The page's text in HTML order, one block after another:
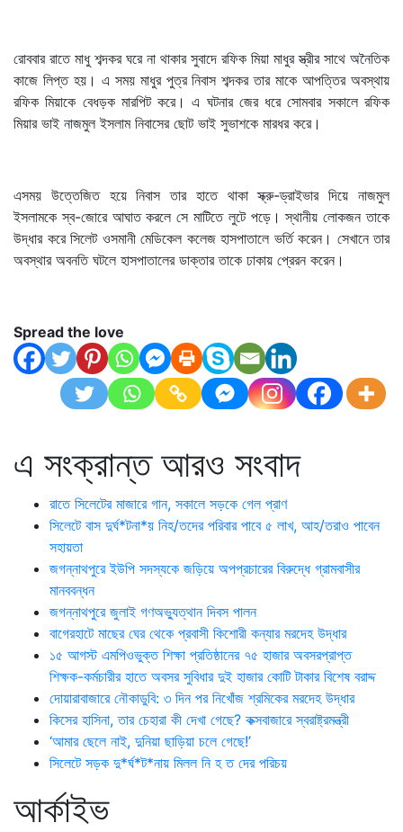
রোববার রাতে মাধু শব্দকর ঘরে না থাকার সুবাদে রফিক মিয়া মাধুর স্ত্রীর সাথে অনৈতিক
কাজে লিপ্ত হয়। এ সময় মাধুর পুত্র নিবাস শব্দকর তার মাকে আপত্তির অবস্থায়
রফিক মিয়াকে বেধড়ক মারপিট করে। এ ঘটনার জের ধরে সোমবার সকালে রফিক
মিয়ার ভাই নাজমুল ইসলাম নিবাসের ছোট ভাই সুভাশকে মারধর করে।
এসময় উত্তেজিত হয়ে নিবাস তার হাতে থাকা স্ক্রু-ড্রাইভার দিয়ে নাজমুল
ইসলামকে স্ব-জোরে আঘাত করলে সে মাটিতে লুটে পড়ে। স্থানীয় লোকজন তাকে
উদ্ধার করে সিলেট ওসমানী মেডিকেল কলেজ হাসপাতালে ভর্তি করেন। সেখানে তার
অবস্থার অবনতি ঘটলে হাসপাতালের ডাক্তার তাকে ঢাকায় প্রেরন করেন।
Spread the love
এ সংক্রান্ত আরও সংবাদ
রাতে সিলেটের মাজারে গান, সকালে সড়কে গেল প্রাণ
সিলেটে বাস দুর্ঘ*টনা*য় নিহ/তদের পরিবার পাবে ৫ লাখ, আহ/তরাও পাবেন
সহায়তা
জগন্নাথপুরে ইউপি সদস্যকে জড়িয়ে অপপ্রচারের বিরুদ্ধে গ্রামবাসীর
মানববন্ধন
জগন্নাথপুরে জুলাই গণঅভ্যুত্থান দিবস পালন
বাগেরহাটে মাছের ঘের থেকে প্রবাসী কিশোরী কন্যার মরদেহ উদ্ধার
১৫ আগস্ট এমপিওভুক্ত শিক্ষা প্রতিষ্ঠানের ৭৫ হাজার অবসরপ্রাপ্ত
শিক্ষক-কর্মচারীর হাতে অবসর সুবিধার দুই হাজার কোটি টাকার বিশেষ বরাদ্দ
দোয়ারাবাজারে নৌকাডুবি: ৩ দিন পর নিখোঁজ শ্রমিকের মরদেহ উদ্ধার
কিসের হাসিনা, তার চেহারা কী দেখা গেছে? কক্সবাজারে স্বরাষ্ট্রমন্ত্রী
‘আমার ছেলে নাই, দুনিয়া ছাড়িয়া চলে গেছে!’
সিলেটে সড়ক দু*র্ঘ*ট*নায় মিলল নি হ ত দের পরিচয়
আর্কাইভ